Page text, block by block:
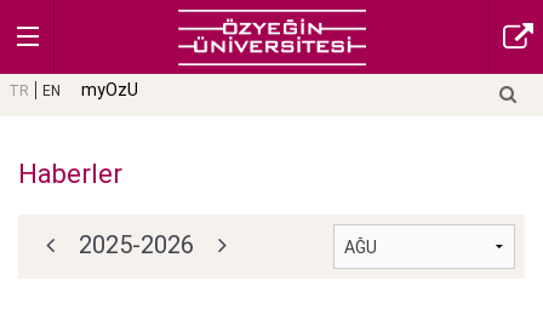
TR EN myOzU
Haberler
2025-2026